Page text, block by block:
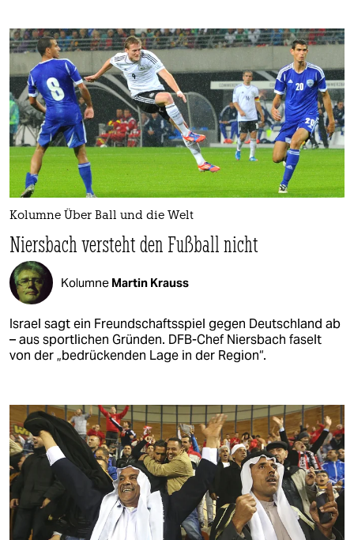
Kolumne Über Ball und die Welt
Niersbach versteht den Fußball nicht
Kolumne Martin Krauss
Israel sagt ein Freundschaftsspiel gegen Deutschland ab
– aus sportlichen Gründen. DFB-Chef Niersbach faselt
von der „bedrückenden Lage in der Region“.